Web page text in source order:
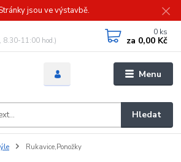
jsou ve výstavbě.
Menu
Hledat
8.30-11:00 hod.)
0 ks
za 0,00 Kč
Rukavice,Ponožky